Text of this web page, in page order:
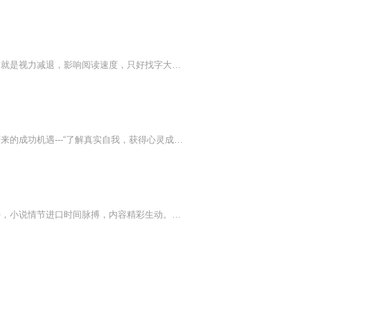
很荣幸和老妈一起读书，当过一辈子数学老师的她字正腔圆，很有派头，就是视力减退，影响阅读速度，只好找字大些的书，比如这本给小朋友编辑的诗集，正好我也一起学习一下
【芭比老妈说】由芭比老妈主讲星相学知识以及星相给个人内在潜力所带来的成功机遇---“了解真实自我，获得心灵成长”。芭比老妈，辽宁沈阳人。1978年就读于辽宁大学历史系，1982年毕业后从事历史档案工作，1985年开始在大学任教，后到复旦大学新闻系学习。20世纪90年代初成为我国第一位公共关系学副教授，届时在企业、机关、部队、学校等全国各地演讲上千场。1993年5月末《新华每日电讯》、《光明日报》、《深圳特区报》、新加坡《财经时报》香港《明报》等海内外报刊纷纷进行报道...
一部经典作品推存，绝对震撼您的心灵。商品质获奖小说。。大家多支持，小说情节进口时间脉搏，内容精彩生动。人物刻画细腻到位。给您一种身临其境的感觉，也欢迎多提建议和意见。我们将不断改进学习，争取带给大家优秀的作品。您的第一次聆听都是对我们最大的支持和厚爱一部经典作品推存，绝对震撼您的心灵。商品质获奖小说。。大家多支持，小说情节进口时间脉搏，内容精彩生动。人物刻画细腻到位。给您一种身临其境的感觉，也欢迎多提建议和意见。我们将不断改进学习，争取带给大家优秀的作品。您的第一次聆听都是对我们最大的支持和厚爱。谢谢。。。。谢谢。。。